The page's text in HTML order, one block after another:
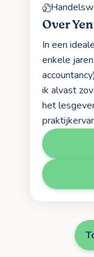
Over
In een
enkele
ik alvast
het